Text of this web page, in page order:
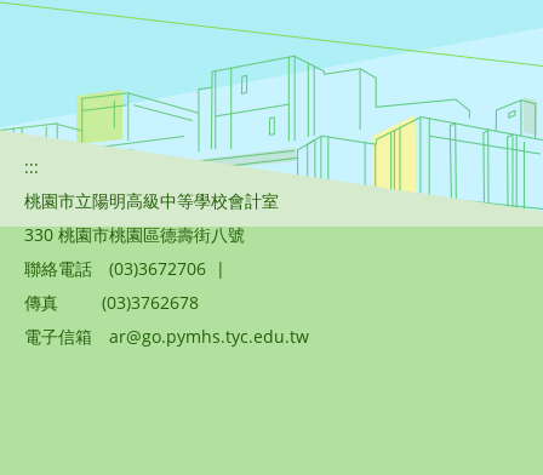
:::
桃園市立陽明高級中等學校會計室
330 桃園市桃園區德壽街八號
聯絡電話
(03)3672706 |
傳真
(03)3762678
電子信箱
ar@go.pymhs.tyc.edu.tw